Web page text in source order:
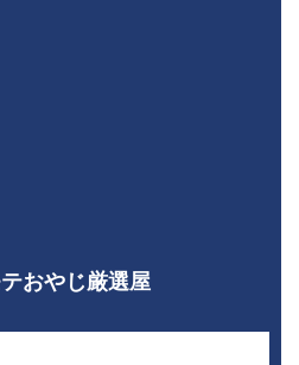
おやじ厳選屋